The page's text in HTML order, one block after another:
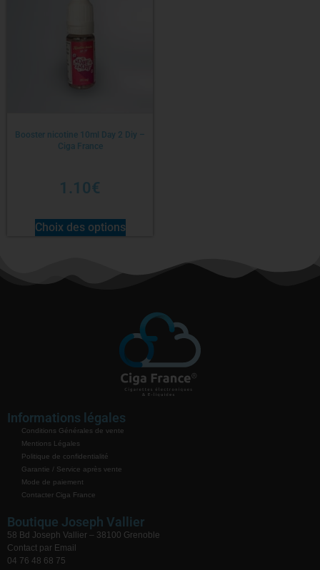
Booster nicotine 10ml Day 2 Diy –
Ciga France
1.10€
Choix des options
Informations légales
Conditions Générales de vente
Mentions Légales
Politique de confidentialité
Garantie / Service après vente
Mode de paiement
Contacter Ciga France
Boutique Joseph Vallier
58 Bd Joseph Vallier – 38100 Grenoble
Contact par Email
04 76 48 68 75